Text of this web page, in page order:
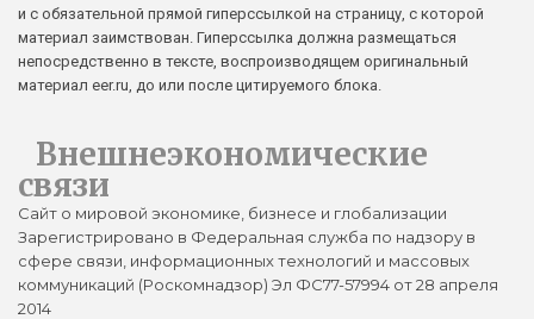
и с обязательной прямой гиперссылкой на страницу, с которой
материал заимствован. Гиперссылка должна размещаться
непосредственно в тексте, воспроизводящем оригинальный
материал eer.ru, до или после цитируемого блока.
Внешнеэкономические
связи
Сайт о мировой экономике, бизнесе и глобализации
Зарегистрировано в Федеральная служба по надзору в
сфере связи, информационных технологий и массовых
коммуникаций (Роскомнадзор) Эл ФС77-57994 от 28 апреля
2014